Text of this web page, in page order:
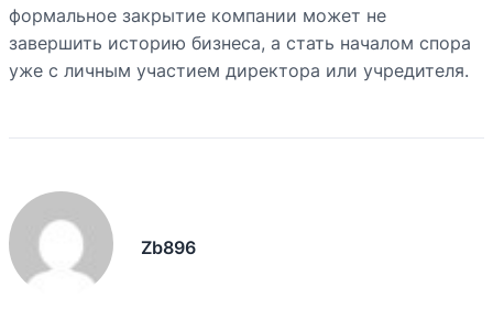
формальное закрытие компании может не
завершить историю бизнеса, а стать началом спора
уже с личным участием директора или учредителя.
Zb896